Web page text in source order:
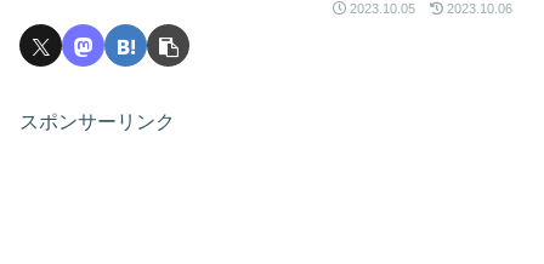
2023.10.05 2023.10.06
スポンサーリンク